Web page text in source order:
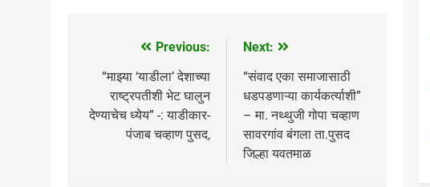
navigation
Previous:
“माझ्या ‘याडीला’ देशाच्या
राष्ट्रपतीशी भेट घालुन
देण्याचेच ध्येय” -: याडीकार-
पंजाब चव्हाण पुसद,
Next:
“संवाद एका समाजासाठी
धडपडणाऱ्या कार्यकर्त्याशी”
– मा. नथ्थुजी गोपा चव्हाण
सावरगांव बंगला ता.पुसद
जिल्हा यवतमाळ